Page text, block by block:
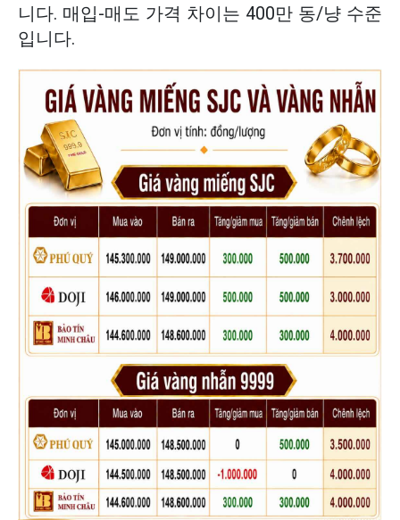
니다. 매입-매도 가격 차이는 400만 동/냥 수준
입니다.